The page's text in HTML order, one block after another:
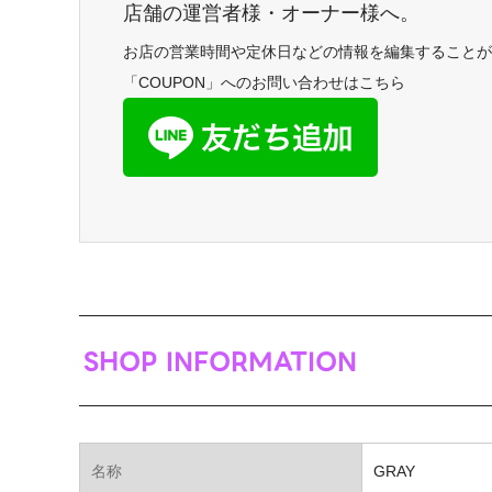
店舗の運営者様・オーナー様へ。
お店の営業時間や定休日などの情報を編集すること
「COUPON」へのお問い合わせはこちら
SHOP INFORMATION
名称 GRAY